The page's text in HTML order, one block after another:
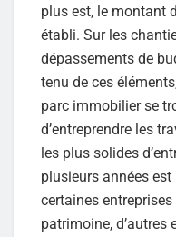
plus est, le montant
établi. Sur les
dépassements de
tenu de ces
parc immobilier se
d’entreprendre les
les plus solides
plusieurs années
certaines
patrimoine, d’autres